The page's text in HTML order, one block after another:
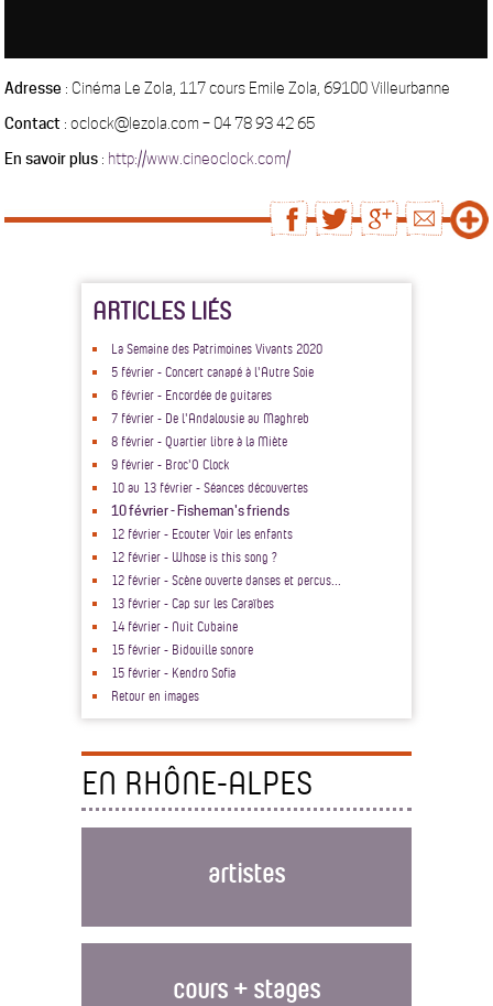
Adresse : Cinéma Le Zola, 117 cours Emile Zola, 69100 Villeurbanne
Contact : oclock@lezola.com – 04 78 93 42 65
En savoir plus : http://www.cineoclock.com/
ARTICLES LIÉS
La Semaine des Patrimoines Vivants 2020
5 février - Concert canapé à l'Autre Soie
6 février - Encordée de guitares
7 février - De l'Andalousie au Maghreb
8 février - Quartier libre à la Miète
9 février - Broc'O Clock
10 au 13 février - Séances découvertes
10 février - Fisheman's friends
12 février - Ecouter Voir les enfants
12 février - Whose is this song ?
12 février - Scène ouverte danses et percus...
13 février - Cap sur les Caraïbes
14 février - Nuit Cubaine
15 février - Bidouille sonore
15 février - Kendro Sofia
Retour en images
EN RHÔNE-ALPES
artistes
cours + stages